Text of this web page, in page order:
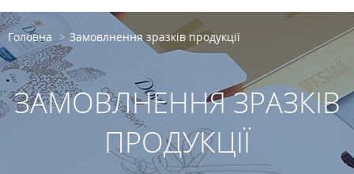
Головна Замовлнення зразків продукції
ЗАМОВЛНЕННЯ ЗРАЗКІВ
ПРОДУКЦІЇ